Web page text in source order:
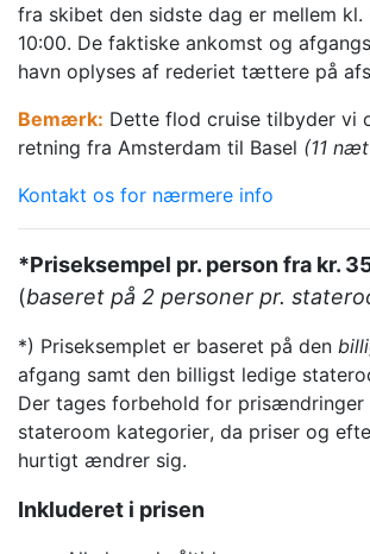
fra skibet den sidste dag er mellem
10:00. De faktiske ankomst og
havn oplyses af rederiet tættere på
Bemærk: Dette flod cruise tilbyder vi
retning fra Amsterdam til Basel (11
Kontakt os for nærmere info
*Priseksempel pr. person fra kr.
(baseret på 2 personer pr.
*) Priseksemplet er baseret på den
afgang samt den billigst ledige
Der tages forbehold for prisændringer
stateroom kategorier, da priser og
hurtigt ændrer sig.
Inkluderet i prisen